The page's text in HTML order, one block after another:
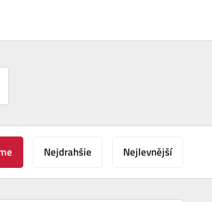
Nejdrahšie Nejlevnější